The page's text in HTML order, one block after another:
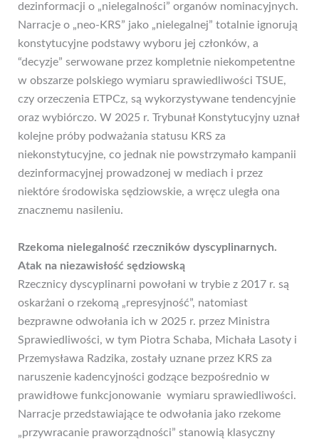
dezinformacji o „nielegalności” organów nominacyjnych.
Narracje o „neo-KRS” jako „nielegalnej” totalnie ignorują
konstytucyjne podstawy wyboru jej członków, a
“decyzje” serwowane przez kompletnie niekompetentne
w obszarze polskiego wymiaru sprawiedliwości TSUE,
czy orzeczenia ETPCz, są wykorzystywane tendencyjnie
oraz wybiórczo. W 2025 r. Trybunał Konstytucyjny uznał
kolejne próby podważania statusu KRS za
niekonstytucyjne, co jednak nie powstrzymało kampanii
dezinformacyjnej prowadzonej w mediach i przez
niektóre środowiska sędziowskie, a wręcz uległa ona
znacznemu nasileniu.
Rzekoma nielegalność rzeczników dyscyplinarnych.
Atak na niezawisłość sędziowską
Rzecznicy dyscyplinarni powołani w trybie z 2017 r. są
oskarżani o rzekomą „represyjność”, natomiast
bezprawne odwołania ich w 2025 r. przez Ministra
Sprawiedliwości, w tym Piotra Schaba, Michała Lasoty i
Przemysława Radzika, zostały uznane przez KRS za
naruszenie kadencyjności godzące bezpośrednio w
prawidłowe funkcjonowanie wymiaru sprawiedliwości.
Narracje przedstawiające te odwołania jako rzekome
„przywracanie praworządności” stanowią klasyczny